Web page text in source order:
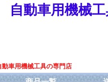
動車用機械工
動車用機械工具の専門店